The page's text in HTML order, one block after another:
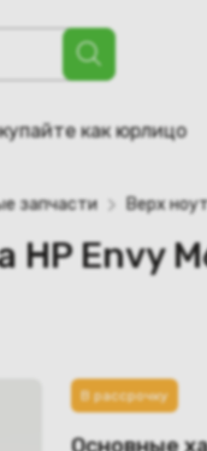
как юрлицо
001, AP0R1000400)
запчасти Верх
HP Envy
В рассрочку